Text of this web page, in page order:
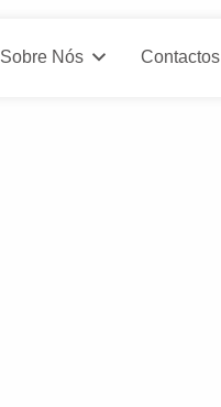
Sobre Nós Contactos